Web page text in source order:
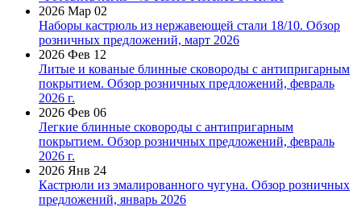
2026 Мар 02
Наборы кастрюль из нержавеющей стали 18/10. Обзор
розничных предложений, март 2026
2026 Фев 12
Литые и кованые блинные сковороды с антипригарным
покрытием. Обзор розничных предложений, февраль
2026 г.
2026 Фев 06
Легкие блинные сковороды с антипригарным
покрытием. Обзор розничных предложений, февраль
2026 г.
2026 Янв 24
Кастрюли из эмалированного чугуна. Обзор розничных
предложений, январь 2026